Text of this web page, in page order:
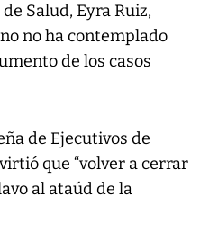
Salud, Eyra Ruiz,
no ha contemplado
de los casos
de Ejecutivos de
que “volver a cerrar
al ataúd de la